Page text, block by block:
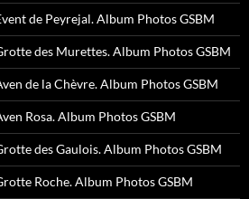
de Peyrejal. Album Photos GSBM
des Murettes. Album Photos GSBM
de la Chèvre. Album Photos GSBM
Rosa. Album Photos GSBM
des Gaulois. Album Photos GSBM
Roche. Album Photos GSBM